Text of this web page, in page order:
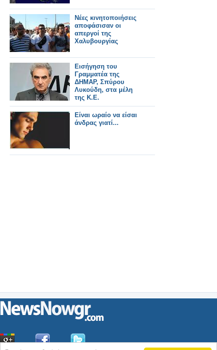
Νέες κινητοποιήσεις
αποφάσισαν οι
απεργοί της
Χαλυβουργίας
Εισήγηση του
Γραμματέα της
ΔΗΜΑΡ, Σπύρου
Λυκούδη, στα μέλη
της Κ.Ε.
Eίναι ωραίο να είσαι
άνδρας γιατί...